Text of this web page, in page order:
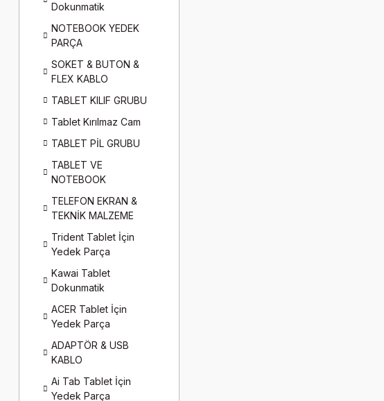
Dokunmatik
NOTEBOOK YEDEK
PARÇA
SOKET & BUTON &
FLEX KABLO
TABLET KILIF GRUBU
Tablet Kırılmaz Cam
TABLET PİL GRUBU
TABLET VE
NOTEBOOK
TELEFON EKRAN &
TEKNİK MALZEME
Trident Tablet İçin
Yedek Parça
Kawai Tablet
Dokunmatik
ACER Tablet İçin
Yedek Parça
ADAPTÖR & USB
KABLO
Ai Tab Tablet İçin
Yedek Parça